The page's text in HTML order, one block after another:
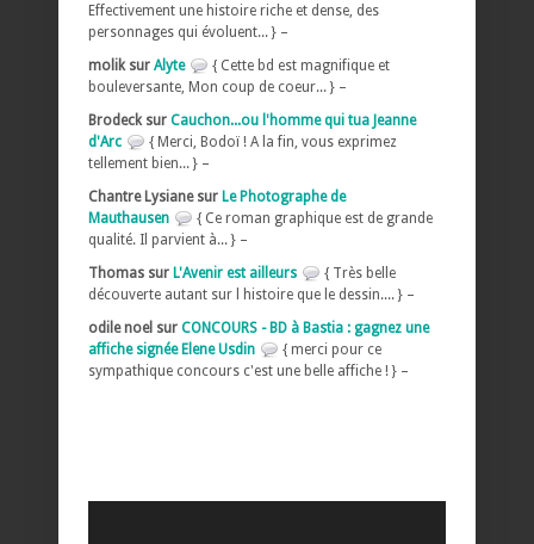
Effectivement une histoire riche et dense, des
personnages qui évoluent... } –
molik sur Alyte
{ Cette bd est magnifique et
bouleversante, Mon coup de coeur... } –
Brodeck sur Cauchon...ou l'homme qui tua Jeanne
d'Arc
{ Merci, Bodoï ! A la fin, vous exprimez
tellement bien... } –
Chantre Lysiane sur Le Photographe de
Mauthausen
{ Ce roman graphique est de grande
qualité. Il parvient à... } –
Thomas sur L'Avenir est ailleurs
{ Très belle
découverte autant sur l histoire que le dessin.... } –
odile noel sur CONCOURS - BD à Bastia : gagnez une
affiche signée Elene Usdin
{ merci pour ce
sympathique concours c'est une belle affiche ! } –